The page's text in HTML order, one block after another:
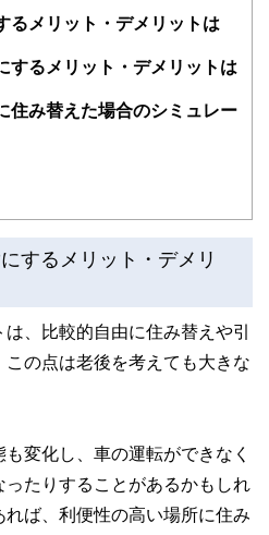
るメリット・デメリットは
するメリット・デメリットは
住み替えた場合のシミュレー
するメリット・デメリ
、比較的自由に住み替えや引
の点は老後を考えても大きな
変化し、車の運転ができなく
たりすることがあるかもしれ
れば、利便性の高い場所に住み